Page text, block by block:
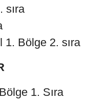
sıra
Bölge 2. sıra
1. Sıra